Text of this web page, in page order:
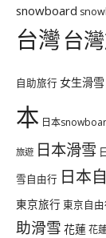
snowboard
台灣台
自助旅行 女生滑雪
本 日本
旅遊 日本滑雪
雪自由行 日本
東京旅行 東京自由
助滑雪 花蓮花